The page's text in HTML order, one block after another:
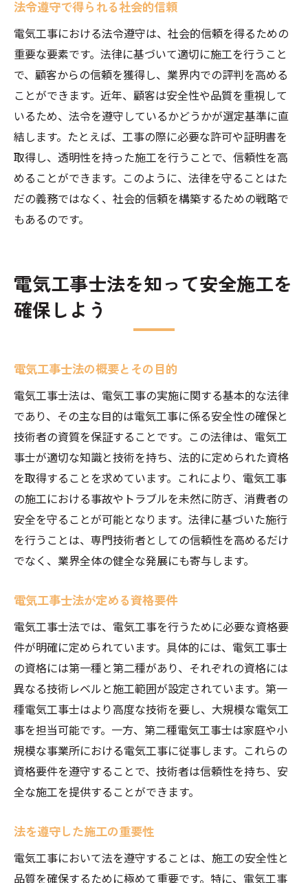
法令遵守で得られる社会的信頼
電気工事における法令遵守は、社会的信頼を得るための
重要な要素です。法律に基づいて適切に施工を行うこと
で、顧客からの信頼を獲得し、業界内での評判を高める
ことができます。近年、顧客は安全性や品質を重視して
いるため、法令を遵守しているかどうかが選定基準に直
結します。たとえば、工事の際に必要な許可や証明書を
取得し、透明性を持った施工を行うことで、信頼性を高
めることができます。このように、法律を守ることはた
だの義務ではなく、社会的信頼を構築するための戦略で
もあるのです。
電気工事士法を知って安全施工を
確保しよう
電気工事士法の概要とその目的
電気工事士法は、電気工事の実施に関する基本的な法律
であり、その主な目的は電気工事に係る安全性の確保と
技術者の資質を保証することです。この法律は、電気工
事士が適切な知識と技術を持ち、法的に定められた資格
を取得することを求めています。これにより、電気工事
の施工における事故やトラブルを未然に防ぎ、消費者の
安全を守ることが可能となります。法律に基づいた施行
を行うことは、専門技術者としての信頼性を高めるだけ
でなく、業界全体の健全な発展にも寄与します。
電気工事士法が定める資格要件
電気工事士法では、電気工事を行うために必要な資格要
件が明確に定められています。具体的には、電気工事士
の資格には第一種と第二種があり、それぞれの資格には
異なる技術レベルと施工範囲が設定されています。第一
種電気工事士はより高度な技術を要し、大規模な電気工
事を担当可能です。一方、第二種電気工事士は家庭や小
規模な事業所における電気工事に従事します。これらの
資格要件を遵守することで、技術者は信頼性を持ち、安
全な施工を提供することができます。
法を遵守した施工の重要性
電気工事において法を遵守することは、施工の安全性と
品質を確保するために極めて重要です。特に、電気工事